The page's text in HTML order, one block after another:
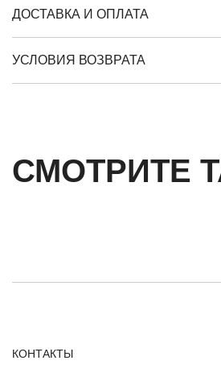
ДОСТАВКА И ОПЛАТА
УСЛОВИЯ ВОЗВРАТА
СМОТРИТЕ
КОНТАКТЫ